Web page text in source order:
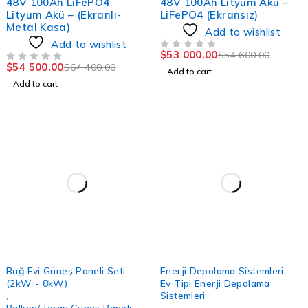
Lityum Akü – (Ekranlı-
Metal Kasa)
Add to wishlist
$64 400.00
$54 500.00
Add to cart
LiFePO4 (Ekransız)
Add to wishlist
$54 600.00
$53 000.00
Add to cart
Bağ Evi Güneş Paneli Seti
(2kW - 8kW)
Enerji Depolama Sistemleri
Ev Tipi Enerji Depolama
Sistemleri